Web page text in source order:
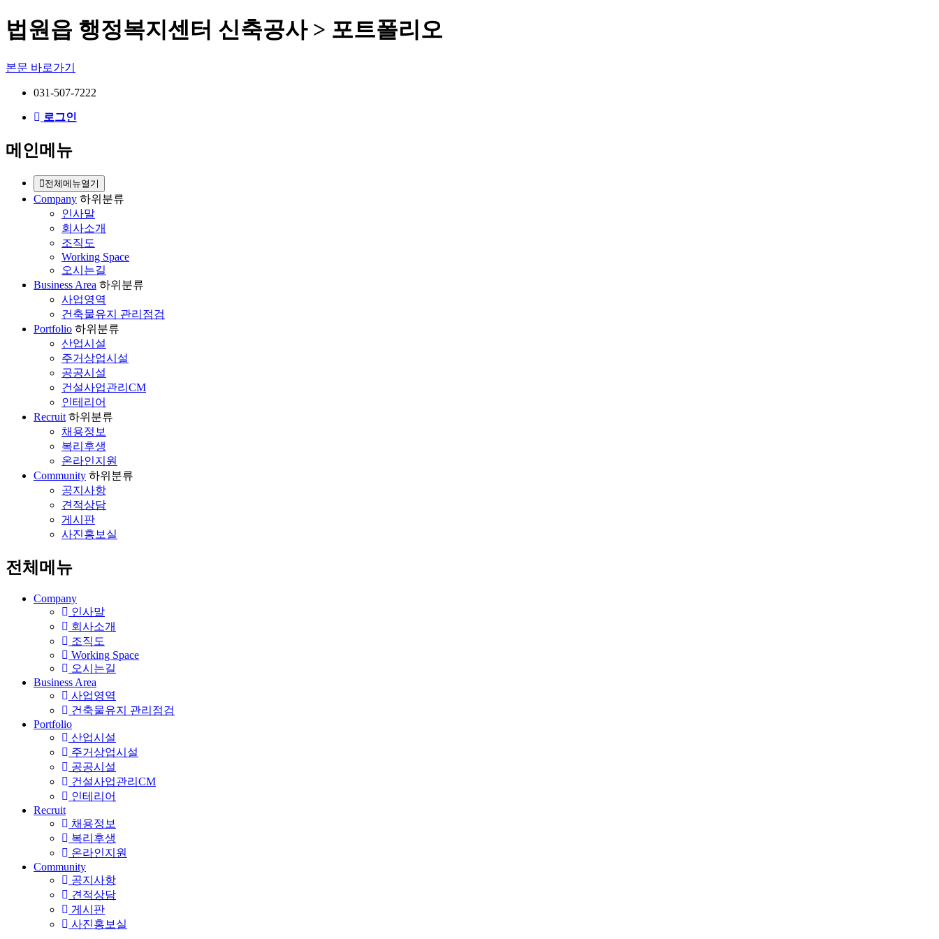
법원읍 행정복지센터 신축공사 > 포트폴리오
본문 바로가기
031-507-7222
로그인
메인메뉴
전체메뉴열기
Company 하위분류
인사말
회사소개
조직도
Working Space
오시는길
Business Area 하위분류
사업영역
건축물유지 관리점검
Portfolio 하위분류
산업시설
주거상업시설
공공시설
건설사업관리CM
인테리어
Recruit 하위분류
채용정보
복리후생
온라인지원
Community 하위분류
공지사항
견적상담
게시판
사진홍보실
전체메뉴
Company
인사말
회사소개
조직도
Working Space
오시는길
Business Area
사업영역
건축물유지 관리점검
Portfolio
산업시설
주거상업시설
공공시설
건설사업관리CM
인테리어
Recruit
채용정보
복리후생
온라인지원
Community
공지사항
견적상담
게시판
사진홍보실